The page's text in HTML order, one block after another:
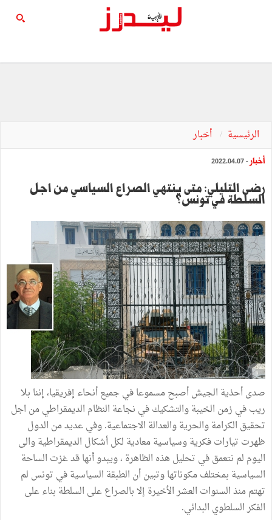
الرئيسية أخبار
أخبار - 2022.04.07
رضى التليلي: متى ينتهي الصراع السياسي من اجل
السلطة في تونس؟
صدى أحذية الجيش أصبح مسموعا في جميع أنحاء إفريقيا، إننا بلا
ريب في زمن الخيبة والتشكيك في نجاعة النظام الديمقراطي من اجل
تحقيق الكرامة والحرية والعدالة الاجتماعية. وفي عديد من الدول
ظهرت تيارات فكرية وسياسية معادية لكل أشكال الديمقراطية والى
اليوم لم نتعمق في تحليل هذه الظاهرة ، ويبدو أنها قد غزت الساحة
السياسية بمختلف مكوناتها وتبين أن الطبقة السياسية في تونس لم
تهتم منذ السنوات العشر الأخيرة إلا بالصراع على السلطة بناء على
الفكر السلطوي البدائي.